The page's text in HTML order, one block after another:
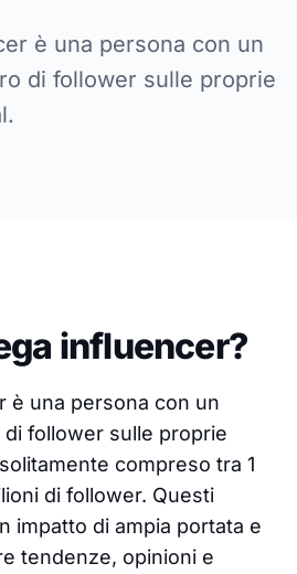
è una persona con un
di follower sulle proprie
influencer?
è una persona con un
follower sulle proprie
compreso tra 1
di follower. Questi
impatto di ampia portata e
tendenze, opinioni e